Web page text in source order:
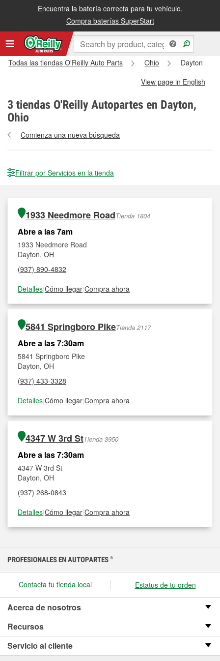
Encuentra la batería correcta para tu vehículo.
Compra baterías SuperStart
Todas las tiendas O'Reilly Auto Parts Ohio
Dayton
View page in English
3 tiendas O'Reilly Autopartes en Dayton,
Ohio
Comienza una nueva búsqueda
Filtrar por Servicios en la tienda
1933 Needmore RoadTienda 1804
Abre a las 7am
1933 Needmore Road
Dayton, OH
(937) 890-4832
Detalles|Cómo llegar|Compra ahora
5841 Springboro PikeTienda 2117
Abre a las 7:30am
5841 Springboro Pike
Dayton, OH
(937) 433-3328
Detalles|Cómo llegar|Compra ahora
4347 W 3rd StTienda 3950
Abre a las 7:30am
4347 W 3rd St
Dayton, OH
(937) 268-0843
Detalles|Cómo llegar|Compra ahora
PROFESIONALES EN AUTOPARTES ®
Contacta tu tienda local Estatus de tu orden
Acerca de nosotros
Recursos
Servicio al cliente